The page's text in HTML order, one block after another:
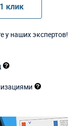
клик
у наших экспертов!